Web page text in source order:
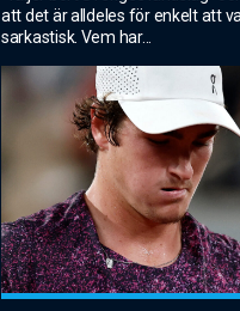
att det är alldeles för enkelt att
sarkastisk. Vem har...